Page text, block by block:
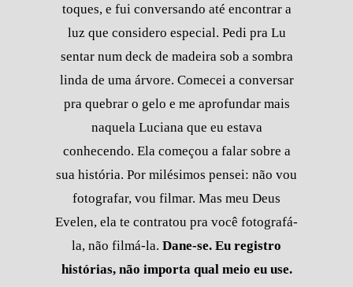
toques, e fui conversando até encontrar a
luz que considero especial. Pedi pra Lu
sentar num deck de madeira sob a sombra
linda de uma árvore. Comecei a conversar
pra quebrar o gelo e me aprofundar mais
naquela Luciana que eu estava
conhecendo. Ela começou a falar sobre a
sua história. Por milésimos pensei: não vou
fotografar, vou filmar. Mas meu Deus
Evelen, ela te contratou pra você fotografá-
la, não filmá-la. Dane-se. Eu registro
histórias, não importa qual meio eu use.